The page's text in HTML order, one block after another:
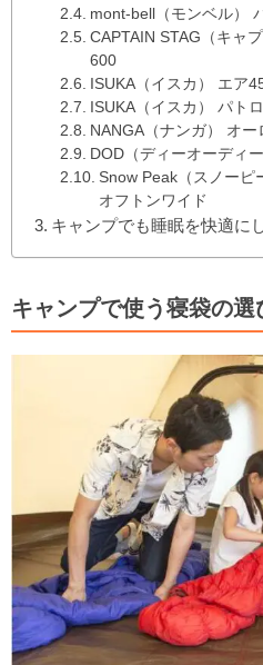
mont-bell（モンベル）
CAPTAIN STAG（キャ
600
ISUKA（イスカ） エア
ISUKA（イスカ） パト
NANGA（ナンガ） オ
DOD（ディーオーディ
Snow Peak（スノーピ
オフトンワイド
キャンプでも睡眠を快適に
キャンプで使う寝袋の選